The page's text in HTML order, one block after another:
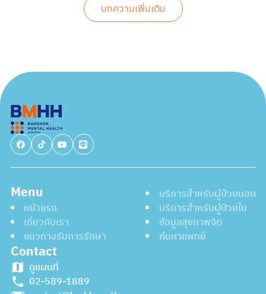
บทความเพิ่มเติม
Menu
หน้าแรก
เกี่ยวกับเรา
แนวทางรับการรักษา
บริการสำหรับผู้ป่วยนอก
บริการสำหรับผู้ป่วยใน
ข้อมูลสุขภาพจิต
ค้นหาแพทย์
Contact
ดูแผนที่
02-589-1889